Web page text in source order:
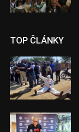
TOP ČLÁNKY